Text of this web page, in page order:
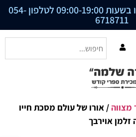
לטלפון 054-
6718711
מצווה/ אורו של עולם מסכת חייו
אוירבך